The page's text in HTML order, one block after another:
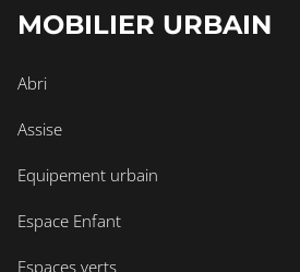
MOBILIER URBAIN
Abri
Assise
Equipement urbain
Espace Enfant
Espaces verts